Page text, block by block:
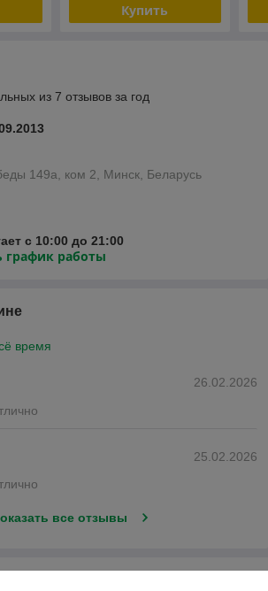
Купить
из 7 отзывов за год
149а, ком 2, Минск, Беларусь
с 10:00 до 21:00
график работы
время
26.02.2026
25.02.2026
все отзывы